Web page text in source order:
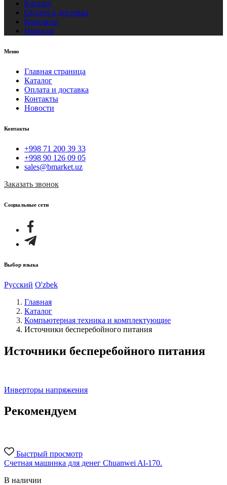
Каталог
Оплата и доставка
Контакты
Новости
Меню
Главная страница
Каталог
Оплата и доставка
Контакты
Новости
Контакты
+998 71 200 39 33
+998 90 126 09 05
sales@bmarket.uz
Заказать звонок
Социальные сети
Выбор языка
Русский O'zbek
Главная
Каталог
Компьютерная техника и комплектующие
Источники бесперебойного питания
Источники бесперебойного питания
Инверторы напряжения
Рекомендуем
Быстрый просмотр
Счетная машинка для денег Chuanwei Al-170.
В наличии